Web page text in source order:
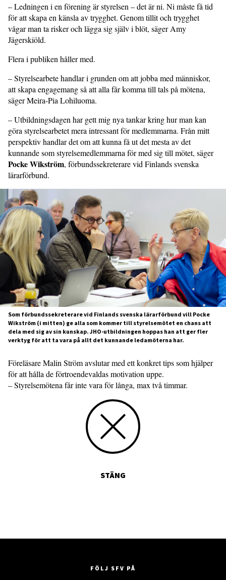
– Ledningen i en förening är styrelsen – det är ni. Ni måste få tid
för att skapa en känsla av trygghet. Genom tillit och trygghet
vågar man ta risker och lägga sig själv i blöt, säger Amy
Jägerskiöld.
Flera i publiken håller med.
– Styrelsearbete handlar i grunden om att jobba med människor,
att skapa engagemang så att alla får komma till tals på mötena,
säger Meira-Pia Lohiluoma.
– Utbildningsdagen har gett mig nya tankar kring hur man kan
göra styrelsearbetet mera intressant för medlemmarna. Från mitt
perspektiv handlar det om att kunna få ut det mesta av det
kunnande som styrelsemedlemmarna för med sig till mötet, säger
Pocke Wikström, förbundssekreterare vid Finlands svenska
lärarförbund.
Som förbundssekreterare vid Finlands svenska lärarförbund vill Pocke
Wikström (i mitten) ge alla som kommer till styrelsemötet en chans att
dela med sig av sin kunskap. JHO-utbildningen hoppas han att ger fler
verktyg för att ta vara på allt det kunnande ledamöterna har.
Föreläsare Malin Ström avslutar med ett konkret tips som hjälper
för att hålla de förtroendevaldas motivation uppe.
– Styrelsemötena får inte vara för långa, max två timmar.
STÄNG
FÖLJ SFV PÅ